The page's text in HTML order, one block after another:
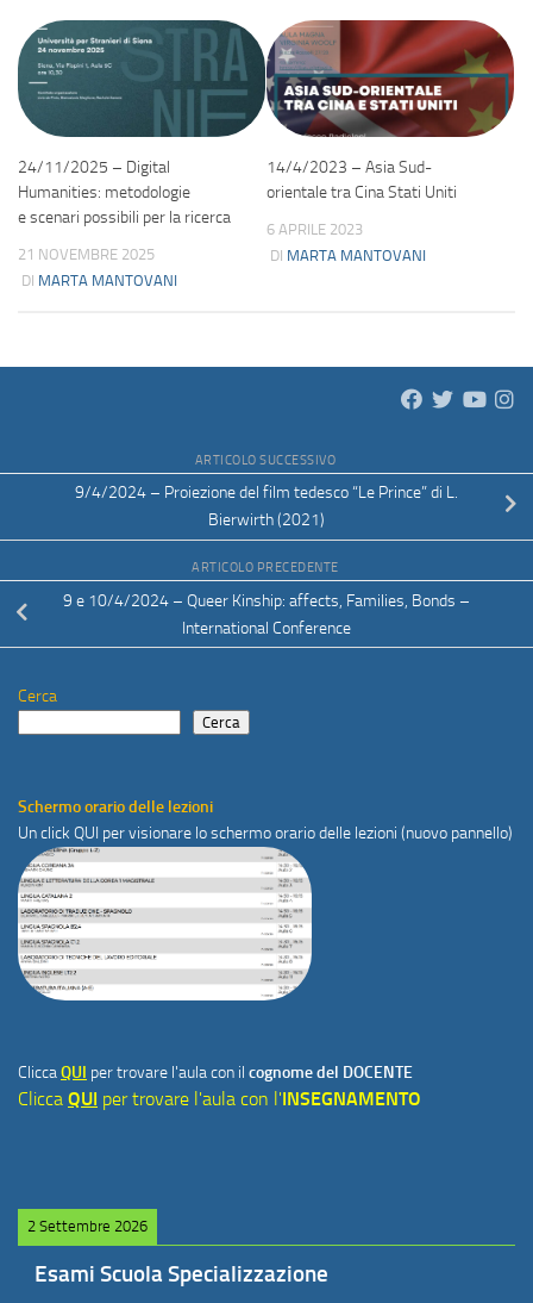
24/11/2025 – Digital
Humanities: metodologie
e scenari possibili per la ricerca
21 NOVEMBRE 2025
DI MARTA MANTOVANI
14/4/2023 – Asia Sud-
orientale tra Cina Stati Uniti
6 APRILE 2023
DI MARTA MANTOVANI
ARTICOLO SUCCESSIVO
9/4/2024 – Proiezione del film tedesco “Le Prince” di L.
Bierwirth (2021)
ARTICOLO PRECEDENTE
9 e 10/4/2024 – Queer Kinship: affects, Families, Bonds –
International Conference
Cerca
Cerca
Schermo orario delle lezioni
Un click QUI per visionare lo schermo orario delle lezioni (nuovo pannello)
CliccaQUI per trovare l'aula con il cognome del DOCENTE
Clicca QUI per trovare l'aula con l'INSEGNAMENTO
2 Settembre 2026
Esami Scuola Specializzazione